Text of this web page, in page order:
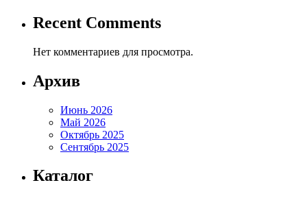
Recent Comments
Нет комментариев для просмотра.
Архив
Июнь 2026
Май 2026
Октябрь 2025
Сентябрь 2025
Каталог